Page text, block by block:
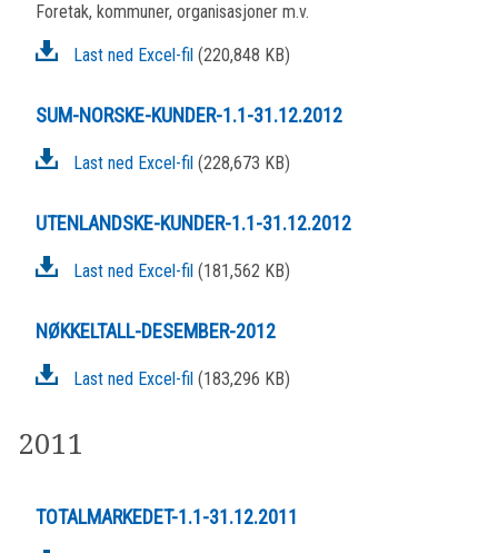
Foretak, kommuner, organisasjoner m.v.
Last ned Excel-fil (220,848 KB)
SUM-NORSKE-KUNDER-1.1-31.12.2012
Last ned Excel-fil (228,673 KB)
UTENLANDSKE-KUNDER-1.1-31.12.2012
Last ned Excel-fil (181,562 KB)
NØKKELTALL-DESEMBER-2012
Last ned Excel-fil (183,296 KB)
2011
TOTALMARKEDET-1.1-31.12.2011